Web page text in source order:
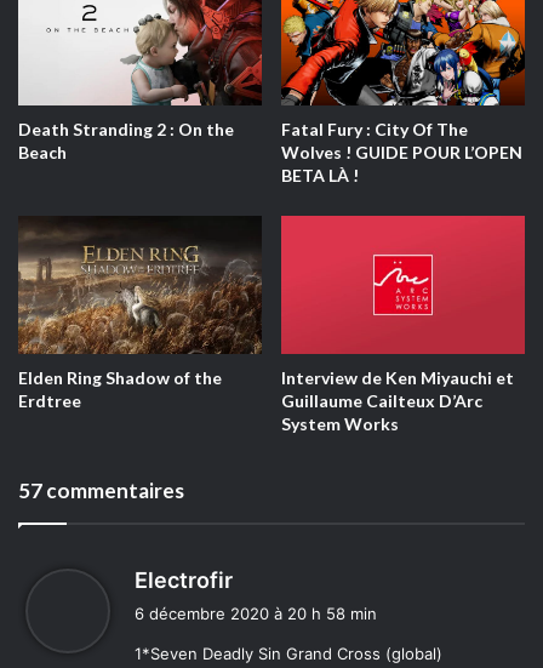
Death Stranding 2 : On the
Beach
Fatal Fury : City Of The
Wolves ! GUIDE POUR L’OPEN
BETA LÀ !
Elden Ring Shadow of the
Erdtree
Interview de Ken Miyauchi et
Guillaume Cailteux D’Arc
System Works
57 commentaires
Electrofir
6 décembre 2020 à 20 h 58 min
1*Seven Deadly Sin Grand Cross (global)